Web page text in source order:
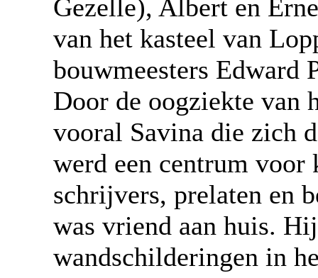
Gezelle), Albert en
van het kasteel van
bouwmeesters Edward
Door de oogziekte van
vooral Savina die zich
werd een centrum voor
schrijvers, prelaten en
was vriend aan huis.
wandschilderingen in